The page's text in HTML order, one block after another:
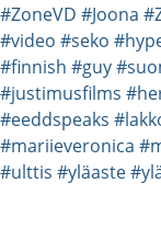
#ZoneVD #Joona
#video #seko
#finnish #guy
#justimusfilms
#eeddspeaks
#mariieveronica
#ulttis #yläaste